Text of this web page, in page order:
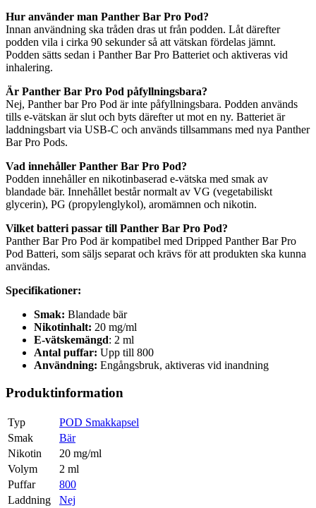
Hur använder man Panther Bar Pro Pod?
Innan användning ska tråden dras ut från podden. Låt därefter
podden vila i cirka 90 sekunder så att vätskan fördelas jämnt.
Podden sätts sedan i Panther Bar Pro Batteriet och aktiveras vid
inhalering.
Är Panther Bar Pro Pod påfyllningsbara?
Nej, Panther bar Pro Pod är inte påfyllningsbara. Podden används
tills e-vätskan är slut och byts därefter ut mot en ny. Batteriet är
laddningsbart via USB-C och används tillsammans med nya Panther
Bar Pro Pods.
Vad innehåller Panther Bar Pro Pod?
Podden innehåller en nikotinbaserad e-vätska med smak av
blandade bär. Innehållet består normalt av VG (vegetabiliskt
glycerin), PG (propylenglykol), aromämnen och nikotin.
Vilket batteri passar till Panther Bar Pro Pod?
Panther Bar Pro Pod är kompatibel med Dripped Panther Bar Pro
Pod Batteri, som säljs separat och krävs för att produkten ska kunna
användas.
Specifikationer:
Smak: Blandade bär
Nikotinhalt: 20 mg/ml
E-vätskemängd: 2 ml
Antal puffar: Upp till 800
Användning: Engångsbruk, aktiveras vid inandning
Produktinformation
Typ
POD Smakkapsel
Smak
Bär
Nikotin
20 mg/ml
Volym
2 ml
Puffar
800
Laddning
Nej